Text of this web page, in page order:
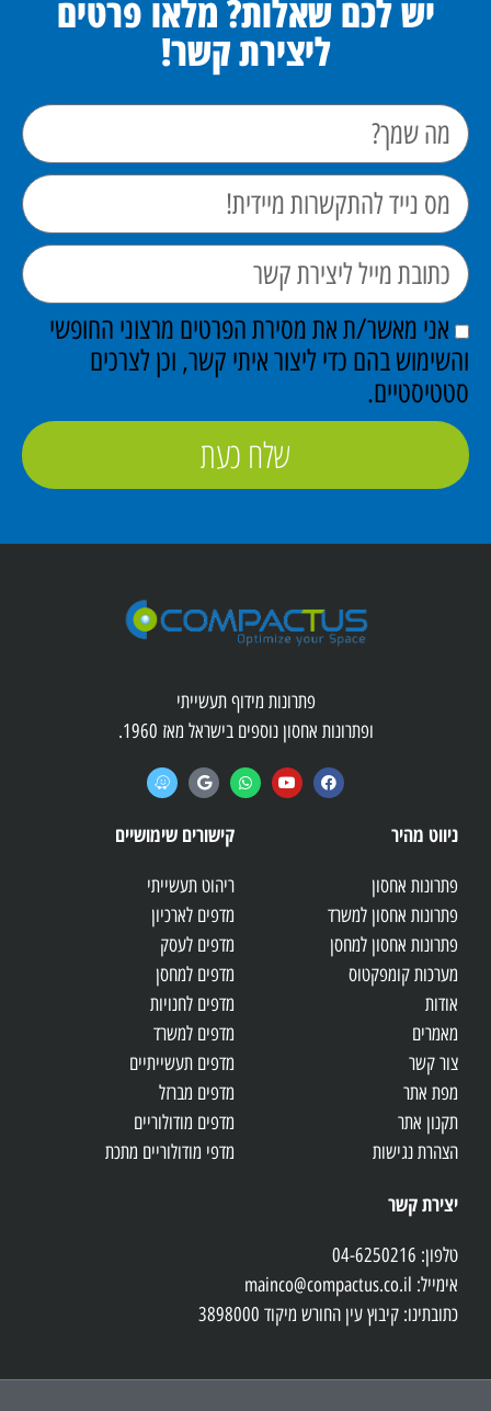
יש לכם שאלות? מלאו פרטים
ליצירת קשר!
אני מאשר/ת את מסירת הפרטים מרצוני החופשי
והשימוש בהם כדי ליצור איתי קשר, וכן לצרכים
סטטיסטיים.
שלח כעת
פתרונות מידוף תעשייתי
ופתרונות אחסון נוספים בישראל מאז 1960.
ניווט מהיר
פתרונות אחסון
פתרונות אחסון למשרד
פתרונות אחסון למחסן
מערכות קומפקטוס
אודות
מאמרים
צור קשר
מפת אתר
תקנון אתר
הצהרת נגישות
קישורים שימושיים
ריהוט תעשייתי
מדפים לארכיון
מדפים לעסק
מדפים למחסן
מדפים לחנויות
מדפים למשרד
מדפים תעשייתיים
מדפים מברזל
מדפים מודולוריים
מדפי מודולוריים מתכת
יצירת קשר
טלפון: 04-6250216
אימייל: mainco@compactus.co.il
כתובתינו: קיבוץ עין החורש מיקוד 3898000